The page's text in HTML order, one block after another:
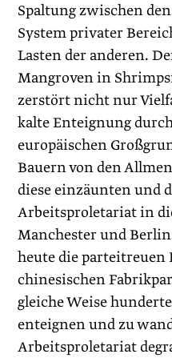
Spaltung zwischen
System privater
Lasten der anderen.
Mangroven in
zerstört nicht nur
kalte Enteignung
europäischen
Bauern von den
diese einzäunten und
Arbeitsproletariat in
Manchester und
heute die parteitreuen
chinesischen
gleiche Weise
enteignen und zu
Arbeitsproletariat